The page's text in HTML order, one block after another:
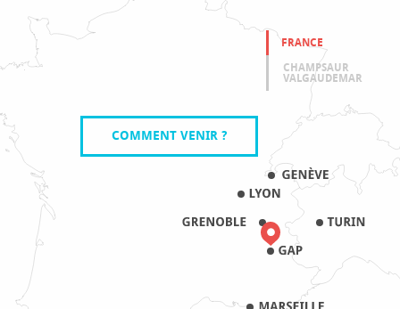
FRANCE
CHAMPSAUR
VALGAUDEMAR
COMMENT VENIR ?